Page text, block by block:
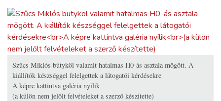
REGISZTRÁCIÓ
Szűcs Miklós bütyköl valamit hatalmas H0-ás asztala mögött. A
kiállítók készséggel felelgettek a látogatói kérdésekre
A képre kattintva galéria nyílik
(a külön nem jelölt felvételeket a szerző készítette)